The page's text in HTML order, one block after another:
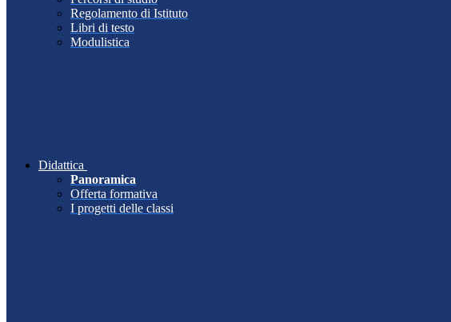
Regolamento di Istituto
Libri di testo
Modulistica
Didattica
Panoramica
Offerta formativa
I progetti delle classi